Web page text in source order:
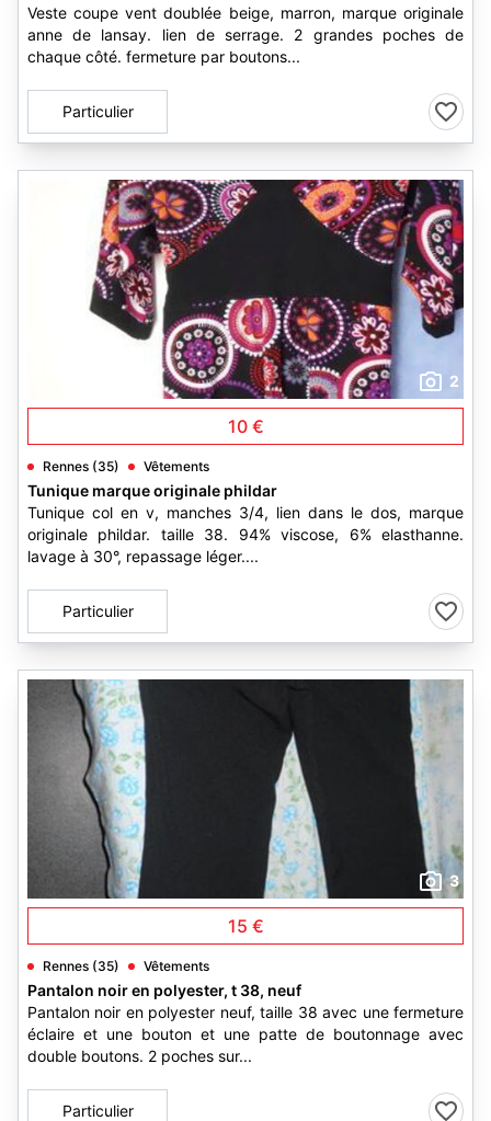
Veste coupe vent doublée beige, marron, marque originale
anne de lansay. lien de serrage. 2 grandes poches de
chaque côté. fermeture par boutons...
Particulier
2
10 €
Rennes (35) Vêtements
Tunique marque originale phildar
Tunique col en v, manches 3/4, lien dans le dos, marque
originale phildar. taille 38. 94% viscose, 6% elasthanne.
lavage à 30°, repassage léger....
Particulier
3
15 €
Rennes (35) Vêtements
Pantalon noir en polyester, t 38, neuf
Pantalon noir en polyester neuf, taille 38 avec une fermeture
éclaire et une bouton et une patte de boutonnage avec
double boutons. 2 poches sur...
Particulier